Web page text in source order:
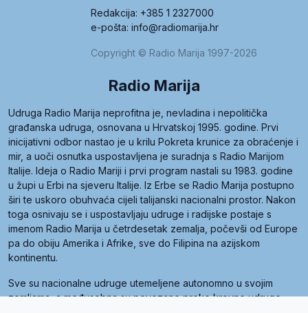
Redakcija: +385 1 2327000
e-pošta: info@radiomarija.hr
Copyright © Radio Marija 1997-2026
Radio Marija
Udruga Radio Marija neprofitna je, nevladina i nepolitička
građanska udruga, osnovana u Hrvatskoj 1995. godine. Prvi
inicijativni odbor nastao je u krilu Pokreta krunice za obraćenje i
mir, a uoči osnutka uspostavljena je suradnja s Radio Marijom
Italije. Ideja o Radio Mariji i prvi program nastali su 1983. godine
u župi u Erbi na sjeveru Italije. Iz Erbe se Radio Marija postupno
širi te uskoro obuhvaća cijeli talijanski nacionalni prostor. Nakon
toga osnivaju se i uspostavljaju udruge i radijske postaje s
imenom Radio Marija u četrdesetak zemalja, počevši od Europe
pa do obiju Amerika i Afrike, sve do Filipina na azijskom
kontinentu.
Sve su nacionalne udruge utemeljene autonomno u svojim
zemljama, a međusobna su povezane preko krovne udruge